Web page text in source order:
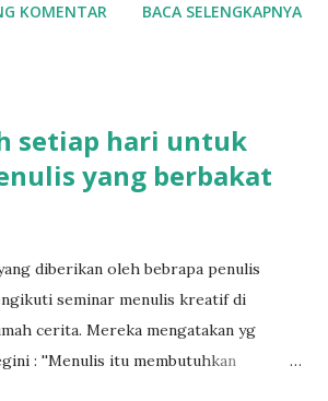
minta pandangan bagaiaman dan apa
tiga kali. KArena sunah
bertamu tiga kali. Jika tak ada jawaban
beliau tidak ada di tempat atau sedang
beliau seorang peneliti lapangan jadi
lokasi-lokasi penelitian di luar kota,
dan pengetahuan yang beliau
yang baru beliau kunjungi. Saya
KOMENTAR BACA SELENGKAPNYA
setiap hari untuk
yang berbakat
diberikan oleh bebrapa penulis
seminar menulis kreatif di
cerita. Mereka mengatakan yg
: ''Menulis itu membutuhkan